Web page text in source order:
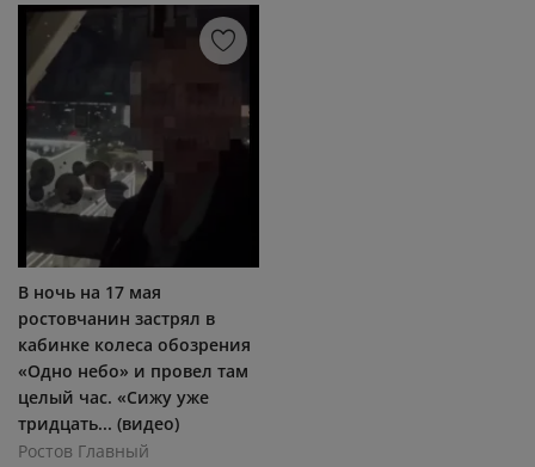
В ночь на 17 мая
ростовчанин застрял в
кабинке колеса обозрения
«Одно небо» и провел там
целый час. «Сижу уже
тридцать... (видео)
Ростов Главный